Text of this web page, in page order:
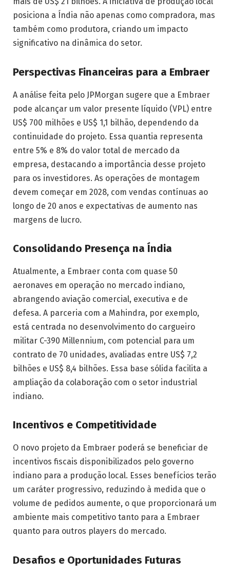
posiciona a Índia não apenas como compradora, mas
também como produtora, criando um impacto
significativo na dinâmica do setor.
Perspectivas Financeiras para a Embraer
A análise feita pelo JPMorgan sugere que a Embraer
pode alcançar um valor presente líquido (VPL) entre
US$ 700 milhões e US$ 1,1 bilhão, dependendo da
continuidade do projeto. Essa quantia representa
entre 5% e 8% do valor total de mercado da
empresa, destacando a importância desse projeto
para os investidores. As operações de montagem
devem começar em 2028, com vendas contínuas ao
longo de 20 anos e expectativas de aumento nas
margens de lucro.
Consolidando Presença na Índia
Atualmente, a Embraer conta com quase 50
aeronaves em operação no mercado indiano,
abrangendo aviação comercial, executiva e de
defesa. A parceria com a Mahindra, por exemplo,
está centrada no desenvolvimento do cargueiro
militar C-390 Millennium, com potencial para um
contrato de 70 unidades, avaliadas entre US$ 7,2
bilhões e US$ 8,4 bilhões. Essa base sólida facilita a
ampliação da colaboração com o setor industrial
indiano.
Incentivos e Competitividade
O novo projeto da Embraer poderá se beneficiar de
incentivos fiscais disponibilizados pelo governo
indiano para a produção local. Esses benefícios terão
um caráter progressivo, reduzindo à medida que o
volume de pedidos aumente, o que proporcionará um
ambiente mais competitivo tanto para a Embraer
quanto para outros players do mercado.
Desafios e Oportunidades Futuras